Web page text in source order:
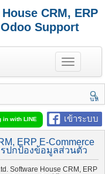
CRM, ERP
Support
T
o
g
e
n
a
v
i
g
a
t
นห
า
เข้าระบบ
in with LINE
ERP E-Commerce
รปกป้องข้อมูลส่วนตัว
Software House CRM, ERP